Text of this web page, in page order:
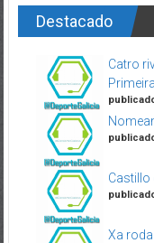
Destacado
Catro
Castillo
Xa